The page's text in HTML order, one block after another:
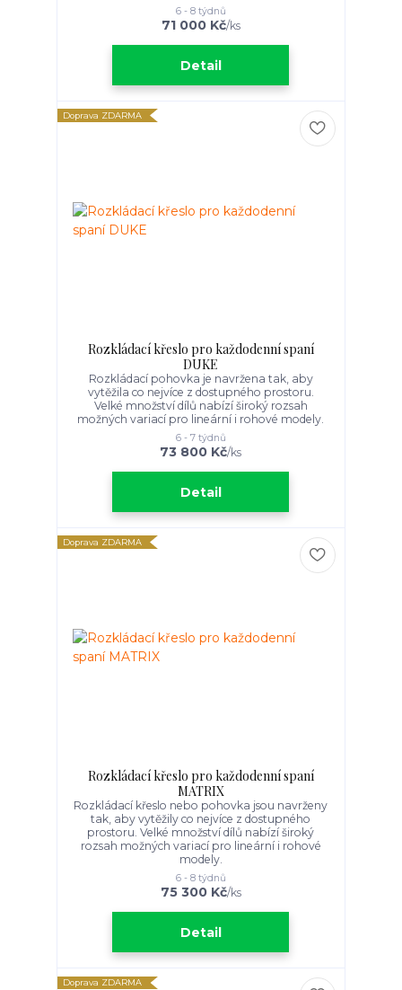
71 000 Kč/ks
6 - 8 týdnů
Detail
Doprava ZDARMA
Rozkládací křeslo pro každodenní spaní
DUKE
Rozkládací pohovka je navržena tak, aby
vytěžila co nejvíce z dostupného prostoru.
Velké množství dílů nabízí široký rozsah
možných variací pro lineární i rohové modely.
73 800 Kč/ks
6 - 7 týdnů
Detail
Doprava ZDARMA
Rozkládací křeslo pro každodenní spaní
MATRIX
Rozkládací křeslo nebo pohovka jsou navrženy
tak, aby vytěžily co nejvíce z dostupného
prostoru. Velké množství dílů nabízí široký
rozsah možných variací pro lineární i rohové
modely.
75 300 Kč/ks
6 - 8 týdnů
Detail
Doprava ZDARMA